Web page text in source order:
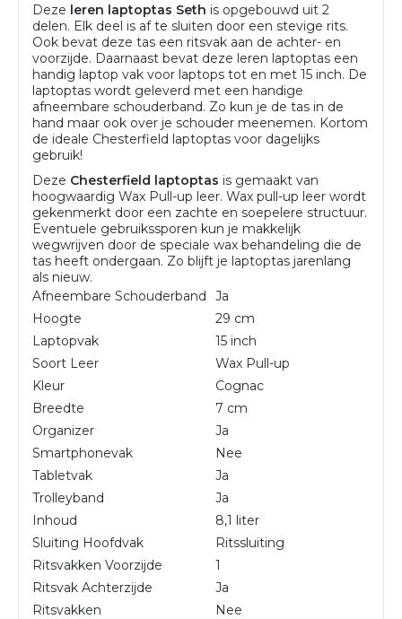
Deze leren laptoptas Seth is opgebouwd uit 2
delen. Elk deel is af te sluiten door een stevige rits.
Ook bevat deze tas een ritsvak aan de achter- en
voorzijde. Daarnaast bevat deze leren laptoptas een
handig laptop vak voor laptops tot en met 15 inch. De
laptoptas wordt geleverd met een handige
afneembare schouderband. Zo kun je de tas in de
hand maar ook over je schouder meenemen. Kortom
de ideale Chesterfield laptoptas voor dagelijks
gebruik!
Deze Chesterfield laptoptas is gemaakt van
hoogwaardig Wax Pull-up leer. Wax pull-up leer wordt
gekenmerkt door een zachte en soepelere structuur.
Eventuele gebruikssporen kun je makkelijk
wegwrijven door de speciale wax behandeling die de
tas heeft ondergaan. Zo blijft je laptoptas jarenlang
als nieuw.
Afneembare Schouderband
Ja
Hoogte
29 cm
Laptopvak
15 inch
Soort Leer
Wax Pull-up
Kleur
Cognac
Breedte
7 cm
Organizer
Ja
Smartphonevak
Nee
Tabletvak
Ja
Trolleyband
Ja
Inhoud
8,1 liter
Sluiting Hoofdvak
Ritssluiting
Ritsvakken Voorzijde
1
Ritsvak Achterzijde
Ja
Ritsvakken
Nee